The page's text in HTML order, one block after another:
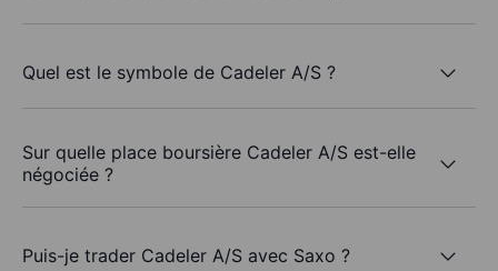
Quel est le symbole de Cadeler A/S ?
Sur quelle place boursière Cadeler A/S est-elle
négociée ?
Puis-je trader Cadeler A/S avec Saxo ?